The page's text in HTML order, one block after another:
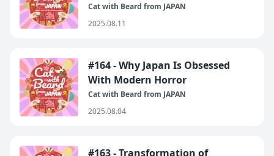
Cat with Beard from JAPAN
2025.08.11
#164 - Why Japan Is Obsessed
With Modern Horror
Cat with Beard from JAPAN
2025.08.04
#163 - Transformation of